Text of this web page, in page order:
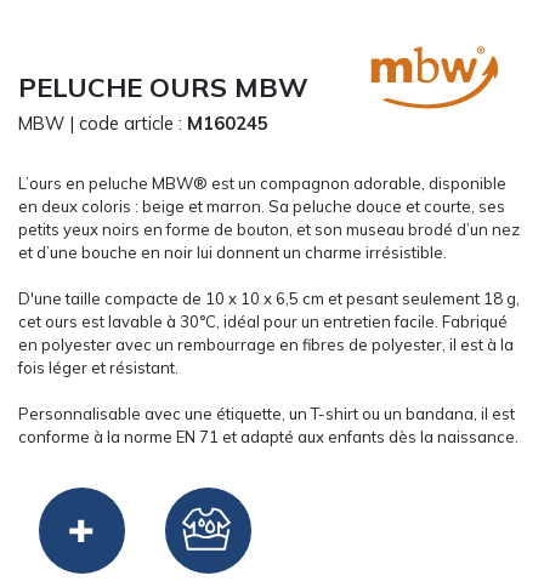
TECHNIQUES MARQUAGE
BLOG
MESSAGE
PELUCHE OURS MBW
MBW | code article : M160245
L’ours en peluche MBW® est un compagnon adorable, disponible
en deux coloris : beige et marron. Sa peluche douce et courte, ses
petits yeux noirs en forme de bouton, et son museau brodé d’un nez
et d’une bouche en noir lui donnent un charme irrésistible.
D'une taille compacte de 10 x 10 x 6,5 cm et pesant seulement 18 g,
cet ours est lavable à 30°C, idéal pour un entretien facile. Fabriqué
en polyester avec un rembourrage en fibres de polyester, il est à la
fois léger et résistant.
Personnalisable avec une étiquette, un T-shirt ou un bandana, il est
conforme à la norme EN 71 et adapté aux enfants dès la naissance.